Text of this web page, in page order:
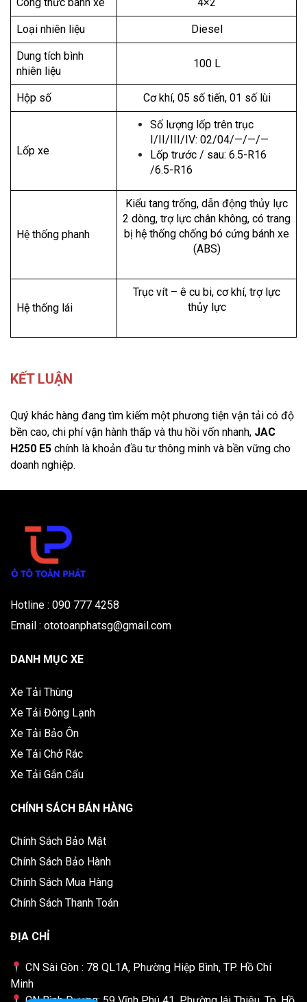
Loại nhiên liệu Diesel
Dung tích bình
nhiên liệu
100 L
Hộp số Cơ khí, 05 số tiến, 01 số lùi
Lốp xe
Số lượng lốp trên trục
I/II/III/IV: 02/04/—/—/—
Lốp trước / sau: 6.5-R16
/6.5-R16
Hệ thống phanh
Kiểu tang trống, dẫn động thủy lực
2 dòng, trợ lực chân không, có trang
bị hệ thống chống bó cứng bánh xe
(ABS)
Hệ thống lái
Trục vít – ê cu bi, cơ khí, trợ lực
thủy lực
KẾT LUẬN
Quý khác hàng đang tìm kiếm một phương tiện vận tải có độ
bền cao, chi phí vận hành thấp và thu hồi vốn nhanh, JAC
H250 E5 chính là khoản đầu tư thông minh và bền vững cho
doanh nghiệp.
Hotline : 090 777 4258
Email : ototoanphatsg@gmail.com
DANH MỤC XE
Xe Tải Thùng
Xe Tải Đông Lạnh
Xe Tải Bảo Ôn
Xe Tải Chở Rác
Xe Tải Gắn Cẩu
CHÍNH SÁCH BÁN HÀNG
Chính Sách Bảo Mật
Chính Sách Bảo Hành
Chính Sách Mua Hàng
Chính Sách Thanh Toán
ĐỊA CHỈ
CN Sài Gòn : 78 QL1A, Phường Hiệp Bình, TP. Hồ Chí
Minh